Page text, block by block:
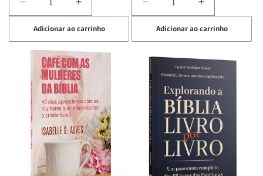
Diminuir
a
quantidade
de
Bíblia
para
Estudo
da
Mulher
NVA
Capa
Aumentar
a
quantidade
de
Bíblia
para
o
Estudo
da
Mulher
|
NVA
|
Capa
Adicionar ao carrinho
Diminuir
a
quantidade
de
Bíblia
o
Estudo
da
Mulher
NVA
Capa
Aumentar
a
quantidade
de
Bíblia
para
o
Estudo
Mulher
|
NVA
|
Capa
Adicionar ao carrinho